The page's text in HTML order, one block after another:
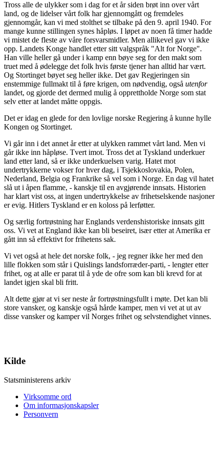
Tross alle de ulykker som i dag for et år siden brøt inn over vårt
land, og de lidelser vårt folk har gjennomgått og fremdeles
gjennomgår, kan vi med stolthet se tilbake på den 9. april 1940. For
mange kunne stillingen synes håpløs. I løpet av noen få timer hadde
vi mistet de fleste av våre forsvarsmidler. Men allikevel gav vi ikke
opp. Landets Konge handlet etter sitt valgspråk "Alt for Norge".
Han ville heller gå under i kamp enn bøye seg for den makt som
truet med å ødelegge det folk hvis første tjener han alltid har vært.
Og Stortinget bøyet seg heller ikke. Det gav Regjeringen sin
enstemmige fullmakt til å føre krigen, om nødvendig, også utenfor
landet, og gjorde det dermed mulig å opprettholde Norge som stat
selv etter at landet måtte oppgis.
Det er idag en glede for den lovlige norske Regjering å kunne hylle
Kongen og Stortinget.
Vi går inn i det annet år etter at ulykken rammet vårt land. Men vi
går ikke inn håpløse. Tvert imot. Tross det at Tyskland underkuer
land etter land, så er ikke underkuelsen varig. Hatet mot
undertrykkerne vokser for hver dag, i Tsjekkoslovakia, Polen,
Nederland, Belgia og Frankrike så vel som i Norge. En dag vil hatet
slå ut i åpen flamme, - kanskje til en avgjørende innsats. Historien
har klart vist oss, at ingen undertrykkelse av frihetselskende nasjoner
er evig. Hitlers Tyskland er en koloss på lerføtter.
Og særlig fortrøstning har Englands verdenshistoriske innsats gitt
oss. Vi vet at England ikke kan bli beseiret, især etter at Amerika er
gått inn så effektivt for frihetens sak.
Vi vet også at hele det norske folk, - jeg regner ikke her med den
lille flokken som står i Quislings landsforræder-parti, - lengter etter
frihet, og at alle er parat til å yde de ofre som kan bli krevd for at
landet igjen skal bli fritt.
Alt dette gjør at vi ser neste år fortrøstningsfullt i møte. Det kan bli
store vansker, og kanskje også hårde kamper, men vi vet at ut av
disse vansker og kamper vil Norges frihet og selvstendighet vinnes.
Kilde
Statsministerens arkiv
Virksomme ord
Om informasjonskapsler
Personvern